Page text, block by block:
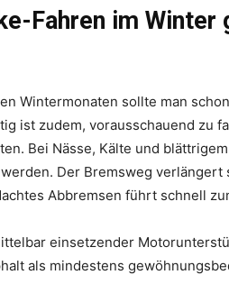
Fahren im Winter
Wintermonaten sollte man
ist zudem, vorausschauend zu
Bei Nässe, Kälte und
Der Bremsweg verlängert
Abbremsen führt schnell
einsetzender
als mindestens